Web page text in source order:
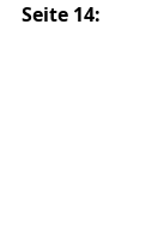
Seite 14: